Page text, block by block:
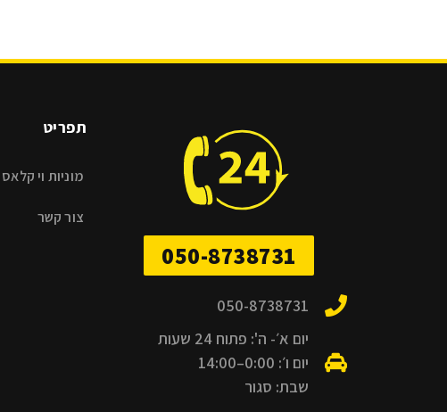
050-8738731
050-8738731
יום א׳- ה': פתוח 24 שעות
יום ו׳: 0:00–14:00
שבת: סגור
תפריט
מוניות וי קלאס
צור קשר